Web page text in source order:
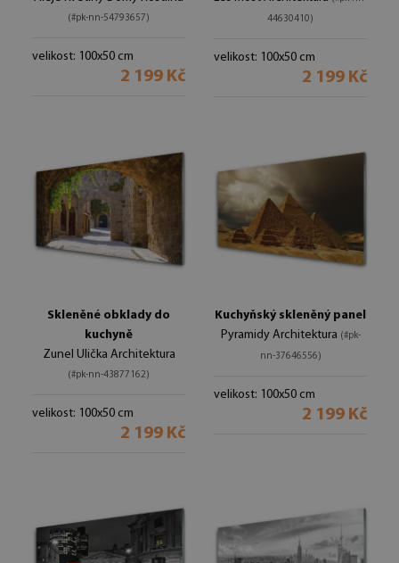
(#pk-nn-54793657)
velikost: 100x50 cm
2 199 Kč
44630410)
velikost: 100x50 cm
2 199 Kč
Skleněné obklady do
kuchyně
Zunel Ulička Architektura
(#pk-nn-43877162)
velikost: 100x50 cm
2 199 Kč
Kuchyňský skleněný panel
Pyramidy Architektura (#pk-
nn-37646556)
velikost: 100x50 cm
2 199 Kč